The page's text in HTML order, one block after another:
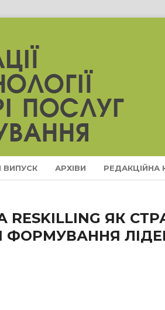
ВИПУСК АРХІВИ РЕДАКЦІЙНА
RESKILLING ЯК
ФОРМУВАННЯ